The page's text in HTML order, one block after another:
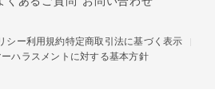
シー利用規約特定商取引法に基づく表示
ーハラスメントに対する基本方針